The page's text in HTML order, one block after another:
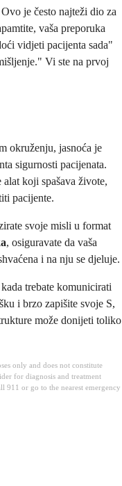
Ovo je često najteži dio za
vaša preporuka
vidjeti pacijenta sada"
Vi ste na prvoj
okruženju, jasnoća je
sigurnosti pacijenata.
koji spašava živote,
pacijente.
svoje misli u format
, osiguravate da vaša
i na nju se djeluje.
trebate komunicirati
i brzo zapišite svoje S,
može donijeti toliko
only and does not constitute
for diagnosis and treatment
911 or go to the nearest emergency